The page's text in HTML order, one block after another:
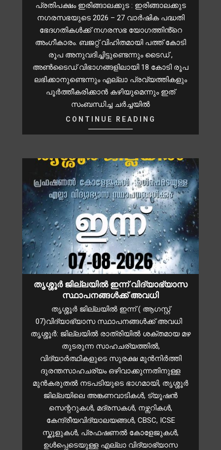
പ്രതിപക്ഷം ഇരിങ്ങാലക്കുട : ഇരിങ്ങാലക്കുട
നഗരസഭയുടെ 2026 – 27 വാർഷിക പദ്ധതി
ഭേദഗതികൾക്ക് നഗരസഭ യോഗത്തിൻ്റെ
അംഗീകാരം. ബജറ്റ് വിഹിതമായി പത്ത് കോടി
രൂപ അനുവദിച്ചിട്ടുണ്ടെന്നും ടൈഡ് ,
അൺടൈഡ് വിഭാഗങ്ങളിലായി 18 കോടി രൂപ
ലഭിക്കാനുണ്ടെന്നും എല്ലാ പ്രവ്യത്തികളും
പൂർത്തീകരിക്കാൻ കഴിയുമെന്നും ഇത്
സംബന്ധിച്ച ചർച്ചയിൽ
CONTINUE READING
തൃശ്ശൂർ ജില്ലയിൽ ഇന്ന് വിദ്യാഭ്യാസ
സ്ഥാപനങ്ങൾക്ക് അവധി
തൃശ്ശൂർ ജില്ലയിൽ ഇന്ന് ( ആഗസ്റ്റ്
07)വിദ്യാഭ്യാസ സ്ഥാപനങ്ങൾക്ക് അവധി
തൃശ്ശൂർ: ജില്ലയിൽ രാത്രിയിൽ ശക്തമായ മഴ
തുടരുന്ന സാഹചര്യത്തിൽ,
വിദ്യാർത്ഥികളുടെ സുരക്ഷ മുൻനിർത്തി
ദുരന്തസാഹചര്യം ഒഴിവാക്കുന്നതിനുള്ള
മുന്‍കരുതല്‍ നടപടിയുടെ ഭാഗമായി, തൃശ്ശൂർ
ജില്ലയിലെ അങ്കണവാടികൾ, ട്യൂഷൻ
സെന്ററുകൾ, മദ്രസകൾ, നഴ്സറികള്‍,
കേന്ദ്രീയവിദ്യാലയങ്ങള്‍, CBSC, ICSE
സ്കൂളുകള്‍, പ്രഫഷണല്‍ കോളേജുകള്‍,
ഉള്‍പ്പെടെയുള്ള എല്ലാ വിദ്യാഭ്യാസ